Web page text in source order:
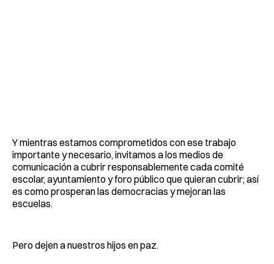
Y mientras estamos comprometidos con ese trabajo
importante y necesario, invitamos a los medios de
comunicación a cubrir responsablemente cada comité
escolar, ayuntamiento y foro público que quieran cubrir; así
es como prosperan las democracias y mejoran las
escuelas.
Pero dejen a nuestros hijos en paz.